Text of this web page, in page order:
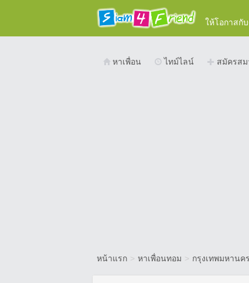
ให้โอกาสกั
หาเพื่อน ไทม์ไลน์ สมัครส
หน้าแรก > หาเพื่อนทอม > กรุงเทพมหานคร